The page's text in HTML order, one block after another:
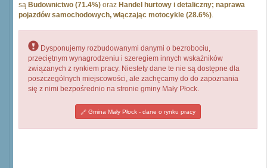
są Budownictwo (71.4%) oraz Handel hurtowy i detaliczny; naprawa
pojazdów samochodowych, włączając motocykle (28.6%).
Dysponujemy rozbudowanymi danymi o bezrobociu,
przeciętnym wynagrodzeniu i szeregiem innych wskaźników
związanych z rynkiem pracy. Niestety dane te nie są dostępne dla
poszczególnych miejscowości, ale zachęcamy do do zapoznania
się z nimi bezpośrednio na stronie gminy Mały Płock.
Gmina Mały Płock - dane o rynku pracy